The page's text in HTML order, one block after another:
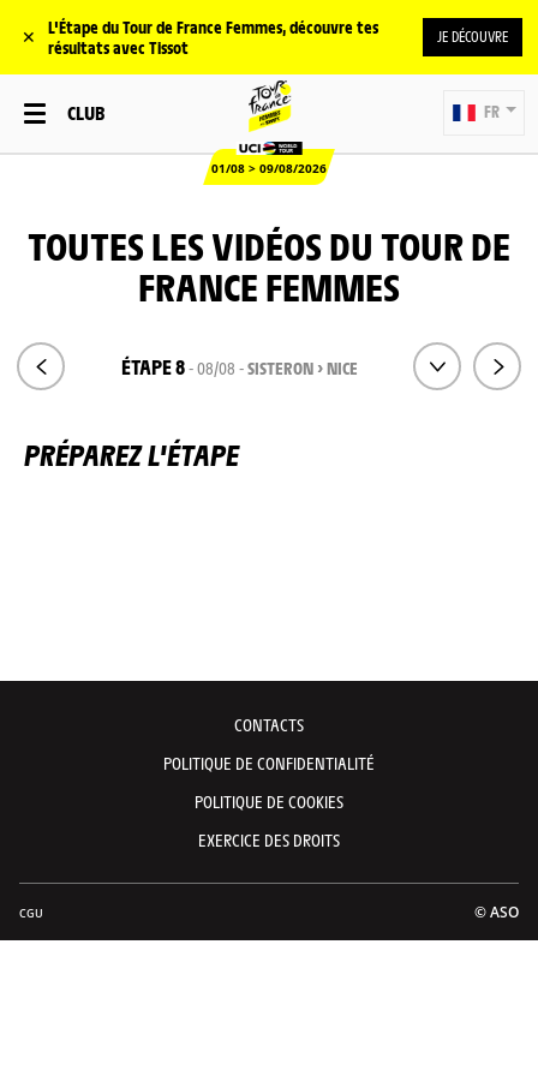
✕
L'Étape du Tour de France Femmes, découvre tes
résultats avec Tissot
JE DÉCOUVRE
CLUB
01/08 > 09/08/2026
FR
TOUTES LES VIDÉOS DU TOUR DE
FRANCE FEMMES
ÉTAPE 8- 08/08 -SISTERON > NICE
PRÉPAREZ L'ÉTAPE
CONTACTS
POLITIQUE DE CONFIDENTIALITÉ
POLITIQUE DE COOKIES
EXERCICE DES DROITS
CGU © ASO